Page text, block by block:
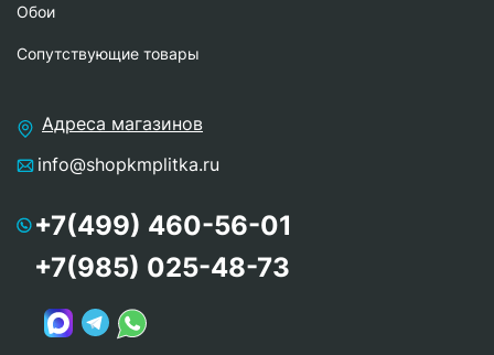
Обои
Сопутствующие товары
Адреса магазинов
info@shopkmplitka.ru
+7(499) 460-56-01
+7(985) 025-48-73